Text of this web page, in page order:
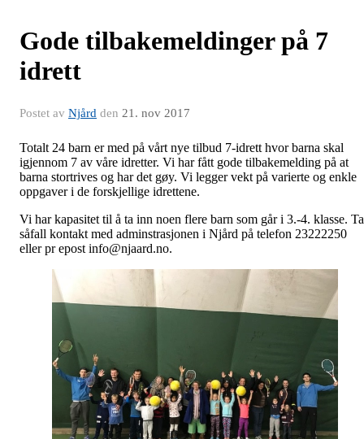
Gode tilbakemeldinger på 7
idrett
Postet av Njård den 21. nov 2017
Totalt 24 barn er med på vårt nye tilbud 7-idrett hvor barna skal
igjennom 7 av våre idretter. Vi har fått gode tilbakemelding på at
barna stortrives og har det gøy. Vi legger vekt på varierte og enkle
oppgaver i de forskjellige idrettene.
Vi har kapasitet til å ta inn noen flere barn som går i 3.-4. klasse.
såfall kontakt med adminstrasjonen i Njård på telefon 23222250
eller pr epost info@njaard.no.